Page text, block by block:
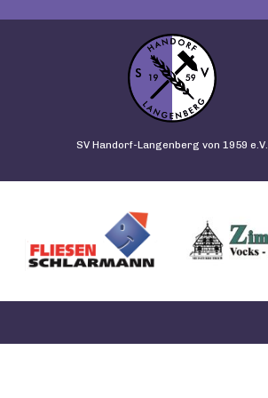
SV Handorf-Langenberg von 1959 e.V.